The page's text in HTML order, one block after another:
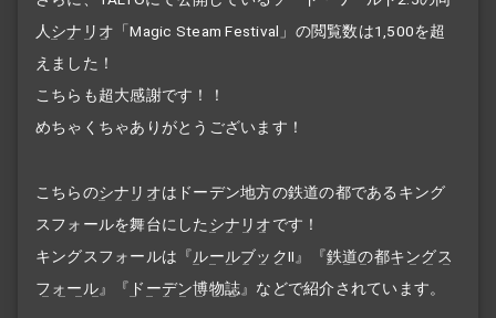
人 シナリオ 「Magic Steam Festival」の閲覧数は1,500を超
えました！
こちらも超大感謝です！！
めちゃくちゃありがとうございます！
こちらのシナリオはドーデン地方の鉄道の都であるキング
スフォールを舞台にした シナリオです！
キングスフォールは『ルールブックII』『鉄道の都キングス
フォール』『 ドーデン博物誌』などで紹介されています。